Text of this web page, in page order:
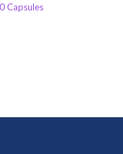
Capsules